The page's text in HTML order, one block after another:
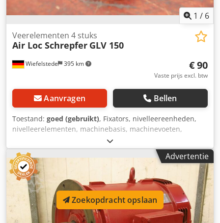
1 / 6
Wiefelstede 395 km
Veerelementen 4 stuks
Air Loc Schrepfer GLV 150
€ 90
Vaste prijs excl. btw
Aanvragen Bellen
Toestand: goed (gebruikt), Fixators, nivelleereenheden,
nivelleerelementen, machinebasis, machinevoeten,
nivelleerschoenen, machinefundament, nivelleerschoen,
wigschoen, machineondersteuning, nivelleervoet,
veerelementen -Fabrikant: Air Loc Schrepfer,
nivelleerelementen 4-delig voor gereedschapsmachines en
systemen -Type: GLV 150 -Hoogte: 30 mm Codpfx Amjv
Rmmys Eorf -Prijs: compleet -Afmetingen elk: 145/145/H30
mm -Gewicht 1,7 kg/stuk
Advertentie
Zoekopdracht opslaan